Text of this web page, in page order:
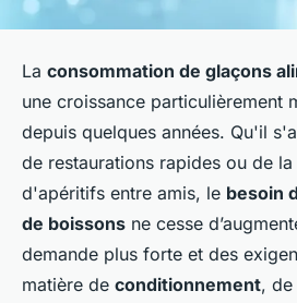
La consommation de glaçons
une croissance particulièrement
depuis quelques années. Qu'il
de restaurations rapides ou de
d'apéritifs entre amis, le besoin
de boissons ne cesse
demande plus forte et des
matière de conditionnement, de